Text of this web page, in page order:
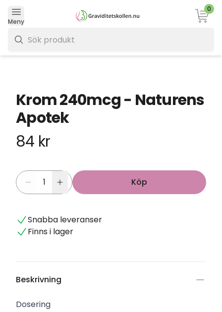
Meny
0
Krom 240mcg - Naturens
Apotek
84 kr
Köp
Snabba leveranser
Finns i lager
Beskrivning
Dosering